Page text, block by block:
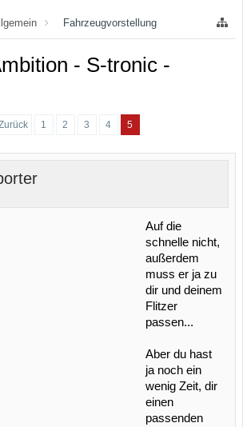
Fahrzeugvorstellung
- S-tronic -
1 2 3 4 5
Auf die
schnelle nicht,
außerdem
muss er ja zu
dir und deinem
Flitzer
passen...
Aber du hast
ja noch ein
wenig Zeit, dir
einen
passenden